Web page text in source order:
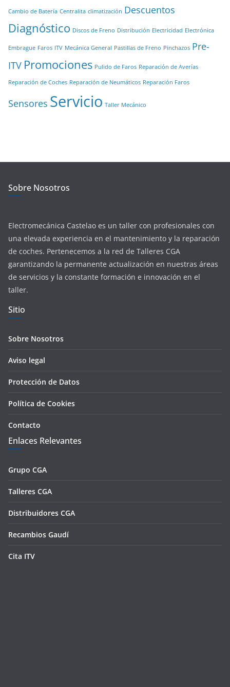
Cambio de Batería Centralita climatización Descuentos
Diagnóstico Discos de Freno Distribución Electricidad Electrónica
Embrague Faros ITV Mecánica General Pastillas de Freno Pinchazos Pre-
ITV Promociones Pulido de Faros Reparación de Averías
Reparación de Coches Reparación de Neumáticos Reparación Faros
Sensores Servicio Taller Mecánico
Sobre Nosotros
Electromecánica Castelao es un taller con profesionales con
una elevada experiencia en el mantenimiento y la reparación
de coches. Pertenecemos a la red de Talleres CGA
garantizando la permanente actualización en nuestras áreas
de servicios y la constante formación e innovación en el
taller.
Sitio
Sobre Nosotros
Aviso legal
Protección de Datos
Política de Cookies
Contacto
Enlaces Relevantes
Grupo CGA
Talleres CGA
Distribuidores CGA
Recambios Gaudí
Cita ITV